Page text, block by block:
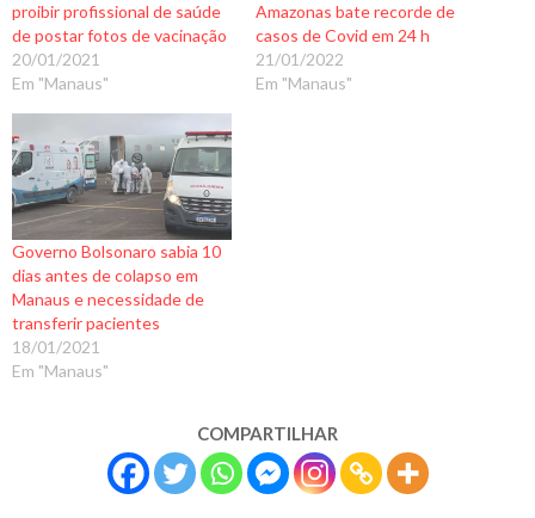
proibir profissional de saúde
de postar fotos de vacinação
20/01/2021
Em "Manaus"
Amazonas bate recorde de
casos de Covid em 24 h
21/01/2022
Em "Manaus"
Governo Bolsonaro sabia 10
dias antes de colapso em
Manaus e necessidade de
transferir pacientes
18/01/2021
Em "Manaus"
COMPARTILHAR